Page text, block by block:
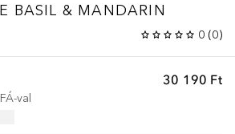
BASIL & MANDARIN
0 (0)
30 190 Ft
val